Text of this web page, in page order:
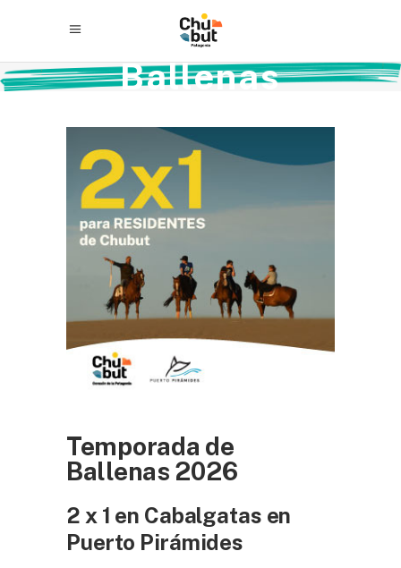
Temporada de
Ballenas
Temporada de
Ballenas 2026
2 x 1 en Cabalgatas en
Puerto Pirámides